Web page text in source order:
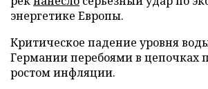
энергетике Европы.
Критическое падение уровня
Германии перебоями в цепочках
ростом инфляции.